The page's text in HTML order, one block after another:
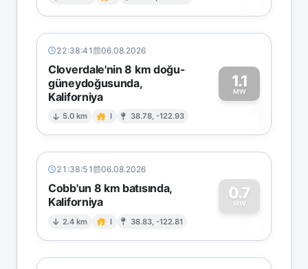
22:38:41 06.08.2026
Cloverdale'nin 8 km doğu-
güneydoğusunda,
Kaliforniya
5.0 km I 38.78, -122.93
1.1
MW
1
21:38:51 06.08.2026
Cobb'un 8 km batısında,
Kaliforniya
2.4 km I 38.83, -122.81
0.7
MW
0